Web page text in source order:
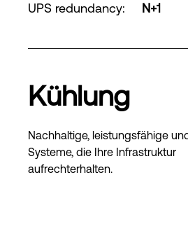
UPS redundancy: N+1
Kühlung
Nachhaltige, leistungsfähige
Systeme, die Ihre Infrastruktur
aufrechterhalten.